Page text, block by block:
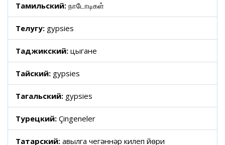
Тамильский: நாடோடிகள்
Телугу: gypsies
Таджикский: цыгане
Тайский: gypsies
Тагальский: gypsies
Турецкий: Çingeneler
Татарский: авылга чегәннәр килеп йөри